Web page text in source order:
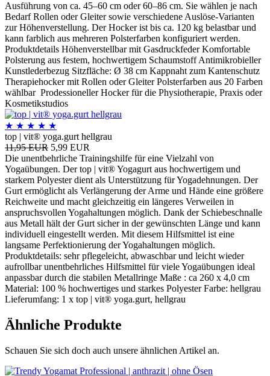
Ausführung von ca. 45–60 cm oder 60–86 cm. Sie wählen je nach
Bedarf Rollen oder Gleiter sowie verschiedene Auslöse-Varianten
zur Höhenverstellung. Der Hocker ist bis ca. 120 kg belastbar und
kann farblich aus mehreren Polsterfarben konfiguriert werden.
Produktdetails Höhenverstellbar mit Gasdruckfeder Komfortable
Polsterung aus festem, hochwertigem Schaumstoff Antimikrobieller
Kunstlederbezug Sitzfläche: Ø 38 cm Kappnaht zum Kantenschutz
Therapiehocker mit Rollen oder Gleiter Polsterfarben aus 20 Farben
wählbar Prodessioneller Hocker für die Physiotherapie, Praxis oder
Kosmetikstudios
★ ★ ★ ★ ★
top | vit® yoga.gurt hellgrau
11,95 EUR 5,99 EUR
Die unentbehrliche Trainingshilfe für eine Vielzahl von
Yogaübungen. Der top | vit® Yogagurt aus hochwertigem und
starkem Polyester dient als Unterstützung für Yogadehnungen. Der
Gurt ermöglicht als Verlängerung der Arme und Hände eine größere
Reichweite und macht gleichzeitig ein längeres Verweilen in
anspruchsvollen Yogahaltungen möglich. Dank der Schiebeschnalle
aus Metall hält der Gurt sicher in der gewünschten Länge und kann
individuell eingestellt werden. Mit diesem Hilfsmittel ist eine
langsame Perfektionierung der Yogahaltungen möglich.
Produktdetails: sehr pflegeleicht, abwaschbar und leicht wieder
aufrollbar unentbehrliches Hilfsmittel für viele Yogaübungen ideal
anpassbar durch die stabilen Metallringe Maße : ca 260 x 4,0 cm
Material: 100 % hochwertiges und starkes Polyester Farbe: hellgrau
Lieferumfang: 1 x top | vit® yoga.gurt, hellgrau
Ähnliche Produkte
Schauen Sie sich doch auch unsere ähnlichen Artikel an.